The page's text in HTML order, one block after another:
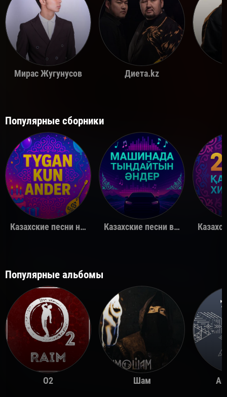
Мирас Жугунусов Диета.kz
Популярные сборники
Казахские песни на день рождения Казахские песни в машину
Популярные альбомы
O2 Шам